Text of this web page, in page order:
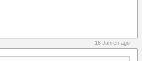
16 Jahren ago